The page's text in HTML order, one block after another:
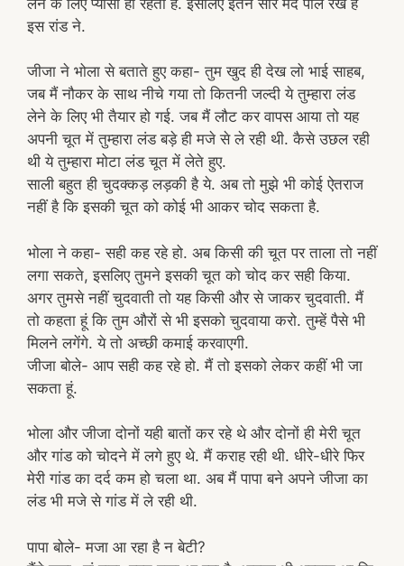
इस रांड ने.
जीजा ने भोला से बताते हुए कहा- तुम खुद ही देख लो भाई साहब,
जब मैं नौकर के साथ नीचे गया तो कितनी जल्दी ये तुम्हारा लंड
लेने के लिए भी तैयार हो गई. जब मैं लौट कर वापस आया तो यह
अपनी चूत में तुम्हारा लंड बड़े ही मजे से ले रही थी. कैसे उछल रही
थी ये तुम्हारा मोटा लंड चूत में लेते हुए.
साली बहुत ही चुदक्कड़ लड़की है ये. अब तो मुझे भी कोई ऐतराज
नहीं है कि इसकी चूत को कोई भी आकर चोद सकता है.
भोला ने कहा- सही कह रहे हो. अब किसी की चूत पर ताला तो नहीं
लगा सकते, इसलिए तुमने इसकी चूत को चोद कर सही किया.
अगर तुमसे नहीं चुदवाती तो यह किसी और से जाकर चुदवाती. मैं
तो कहता हूं कि तुम औरों से भी इसको चुदवाया करो. तुम्हें पैसे भी
मिलने लगेंगे. ये तो अच्छी कमाई करवाएगी.
जीजा बोले- आप सही कह रहे हो. मैं तो इसको लेकर कहीं भी जा
सकता हूं.
भोला और जीजा दोनों यही बातों कर रहे थे और दोनों ही मेरी चूत
और गांड को चोदने में लगे हुए थे. मैं कराह रही थी. धीरे-धीरे फिर
मेरी गांड का दर्द कम हो चला था. अब मैं पापा बने अपने जीजा का
लंड भी मजे से गांड में ले रही थी.
पापा बोले- मजा आ रहा है न बेटी?